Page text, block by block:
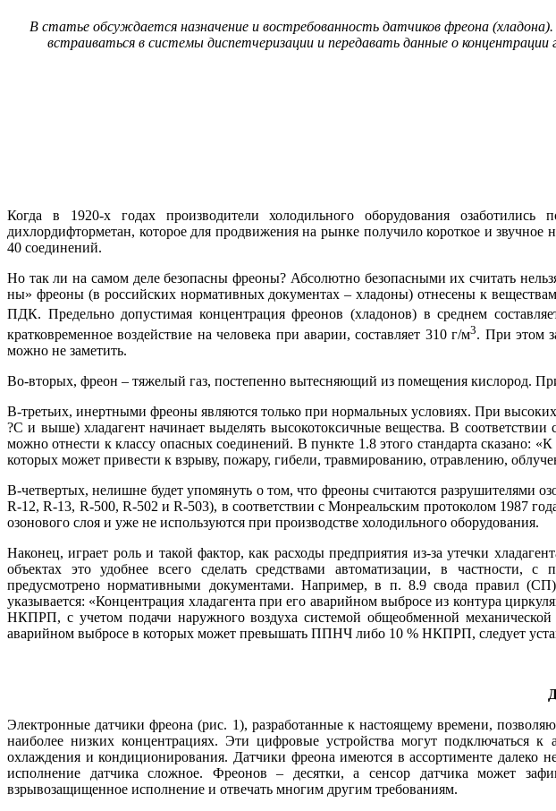
В статье обсуждается назначение и востребованность датчиков фреона
встраиваться в системы диспетчеризации и передавать данные о
Когда в 1920-х годах производители холодильного оборудования
дихлордифторметан, которое для продвижения на рынке получило короткое и
40 соединений.
Но так ли на самом де­ле безопасны фреоны? Абсолютно безопасными их считать
ны» фреоны (в российских нормативных документах – хладоны) отнесены к
ПДК. Предельно допустимая концентрация фреонов (хладонов) в среднем
кратковременное воздействие на человека при аварии, составляет 310 г/м3. При этом
можно не заметить.
Во-вторых, фреон – тяжелый газ, постепенно вытесняющий из помещения кислород.
В-третьих, инертными фреоны являются только при нормальных условиях. При
?С и вы­ше) хладагент начинает выделять высокотоксичные вещества. В
можно отнести к классу опасных соединений. В пункте 1.8 этого стандарта сказано:
которых может привести к взрыву, пожару, гибели, травмированию, отравлению,
В-четвертых, нелишне будет упомянуть о том, что фреоны считаются разрушителями
R-12, R-13, R-500, R-502 и R-503), в соответствии с Монреальским протоколом 1987
озонового слоя и уже не используются при производстве холодильного оборудования.
Наконец, играет роль и такой фактор, как расходы предприятия из-за утечки
объектах это удобнее всего сделать средствами автоматизации, в частности, с
предусмотрено нормативными документами. Например, в п. 8.9 свода правил
указывается: «Концентрация хладагента при его аварийном выбросе из контура
НКПРП, с учетом подачи наружного воздуха системой общеобменной
аварийном выбросе в которых может превышать ППНЧ ли­бо 10 % НКПРП, следует
Электронные датчики фреона (рис. 1), разработанные к настоящему времени,
наиболее низких концентрациях. Эти цифровые устройства могут подключаться к
охлаждения и кондиционирования. Датчики фреона имеются в ассортименте далеко
исполнение датчика сложное. Фреонов – десятки, а сенсор датчика может
взрывозащищенное исполнение и отвечать многим другим требованиям.